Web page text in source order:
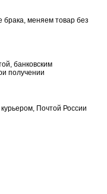
брака, меняем товар без
банковским
получении
Почтой России